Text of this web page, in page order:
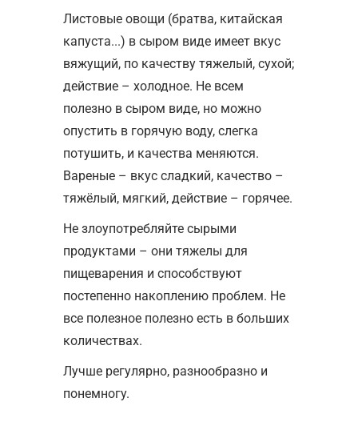
Листовые овощи (братва, китайская
капуста...) в сыром виде имеет вкус
вяжущий, по качеству тяжелый, сухой;
действие – холодное. Не всем
полезно в сыром виде, но можно
опустить в горячую воду, слегка
потушить, и качества меняются.
Вареные – вкус сладкий, качество –
тяжёлый, мягкий, действие – горячее.
Не злоупотребляйте сырыми
продуктами – они тяжелы для
пищеварения и способствуют
постепенно накоплению проблем. Не
все полезное полезно есть в больших
количествах.
Лучше регулярно, разнообразно и
понемногу.